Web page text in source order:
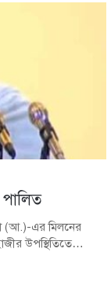
(আ.)-এর মিলনের
উপস্থিতিতে…